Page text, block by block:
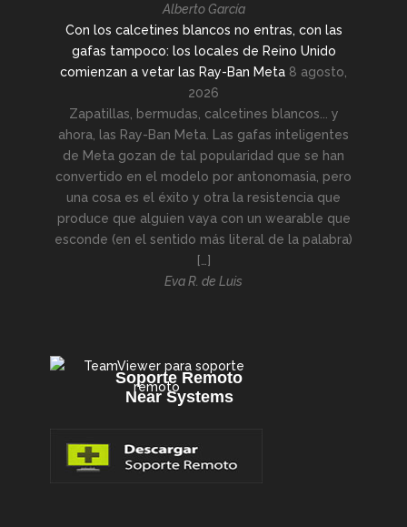
Alberto García
Con los calcetines blancos no entras, con las
gafas tampoco: los locales de Reino Unido
comienzan a vetar las Ray-Ban Meta 8 agosto,
2026
Zapatillas, bermudas, calcetines blancos... y
ahora, las Ray-Ban Meta. Las gafas inteligentes
de Meta gozan de tal popularidad que se han
convertido en el modelo por antonomasia, pero
una cosa es el éxito y otra la resistencia que
produce que alguien vaya con un wearable que
esconde (en el sentido más literal de la palabra)
[…]
Eva R. de Luis
Soporte Remoto
Near Systems